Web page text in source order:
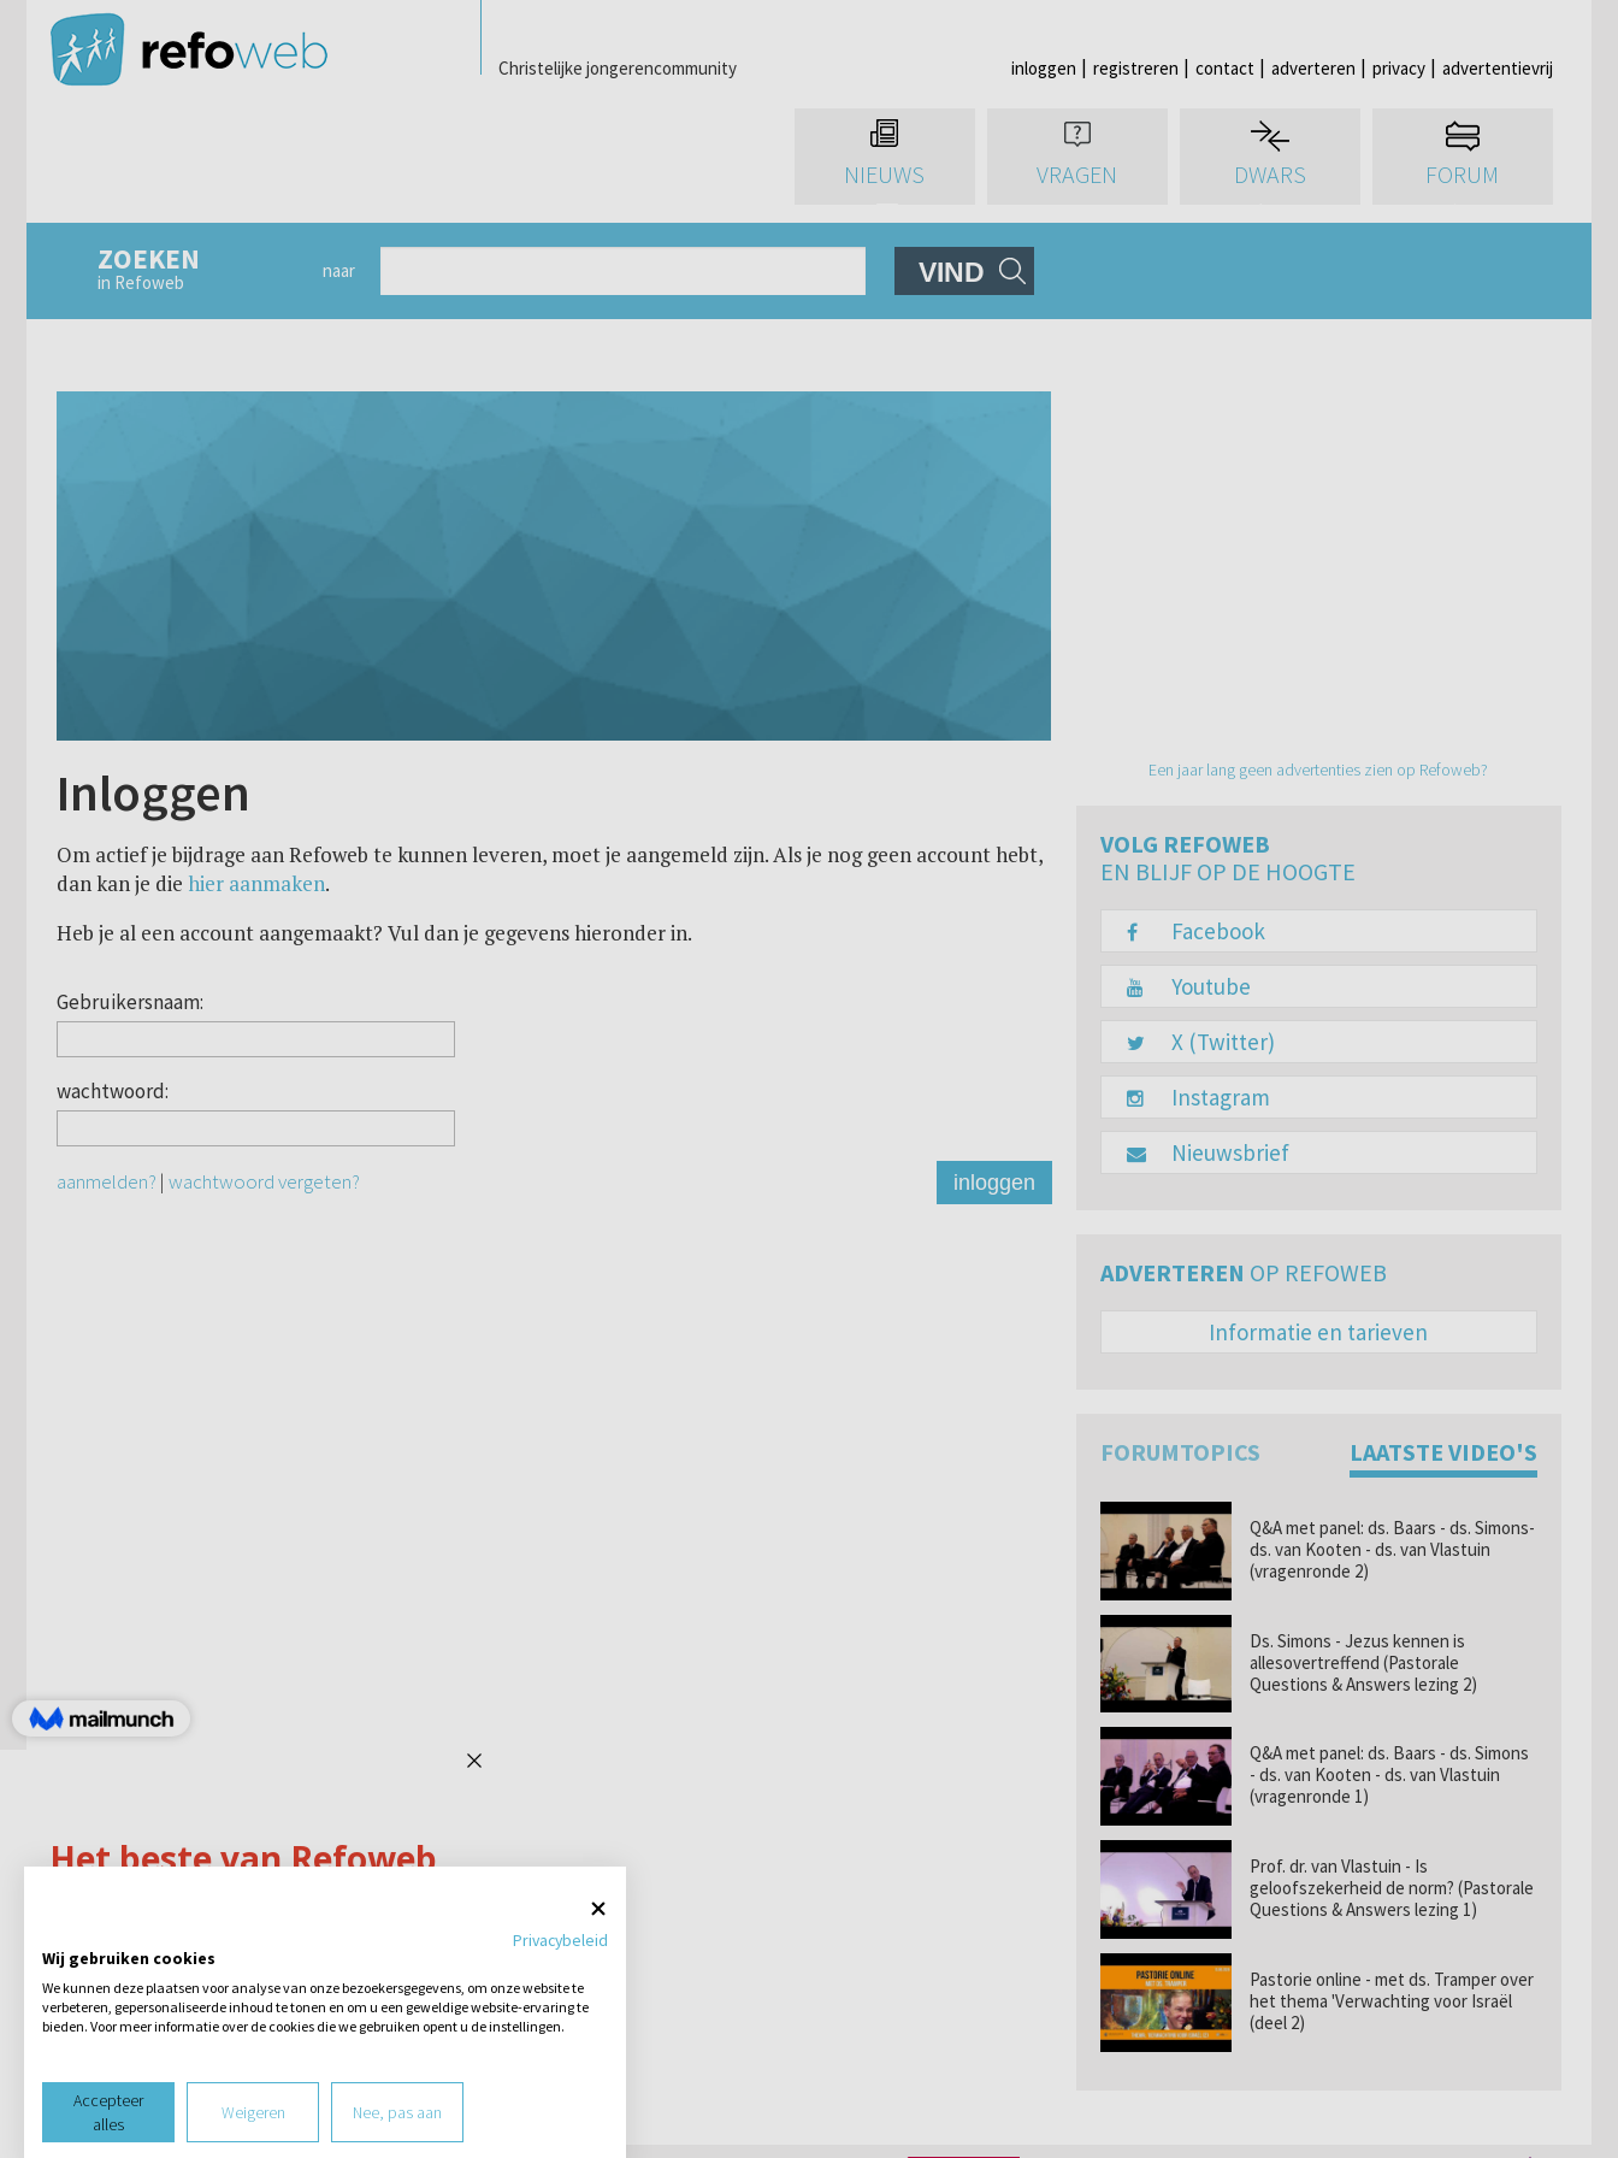
Christelijke jongerencommunity inloggen registreren contact adverteren privacy advertentievrij
NIEUWS VRAGEN DWARS FORUM
ZOEKEN
in Refoweb
naar VIND
Inloggen
Om actief je bijdrage aan Refoweb te kunnen leveren, moet je aangemeld zijn. Als je nog geen account hebt,
dan kan je die hier aanmaken.
Heb je al een account aangemaakt? Vul dan je gegevens hieronder in.
Gebruikersnaam:
wachtwoord:
aanmelden? | wachtwoord vergeten? inloggen
Een jaar lang geen advertenties zien op Refoweb?
VOLG REFOWEB
EN BLIJF OP DE HOOGTE
Facebook
Youtube
X (Twitter)
Instagram
Nieuwsbrief
ADVERTEREN OP REFOWEB
Informatie en tarieven
FORUMTOPICS LAATSTE VIDEO'S
Q&A met panel: ds. Baars - ds. Simons-
ds. van Kooten - ds. van Vlastuin
(vragenronde 2)
Ds. Simons - Jezus kennen is
allesovertreffend (Pastorale
Questions & Answers lezing 2)
Q&A met panel: ds. Baars - ds. Simons
- ds. van Kooten - ds. van Vlastuin
(vragenronde 1)
Prof. dr. van Vlastuin - Is
geloofszekerheid de norm? (Pastorale
Questions & Answers lezing 1)
Pastorie online - met ds. Tramper over
het thema 'Verwachting voor Israël
(deel 2)
Privacybeleid
Wij gebruiken cookies
We kunnen deze plaatsen voor analyse van onze bezoekersgegevens, om onze website te
verbeteren, gepersonaliseerde inhoud te tonen en om u een geweldige website-ervaring te
bieden. Voor meer informatie over de cookies die we gebruiken opent u de instellingen.
Accepteer
alles
Weigeren Nee, pas aan